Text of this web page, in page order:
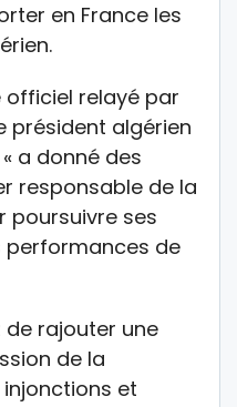
en France les
officiel relayé par
président algérien
a donné des
responsable de la
poursuivre ses
performances de
de rajouter une
de la
et